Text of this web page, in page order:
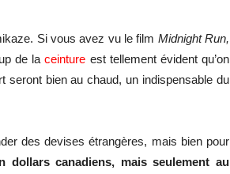
Si vous avez vu le film Midnight Run,
de laceinture est tellement évident qu’on
seront bien au chaud, un indispensable du
des devises étrangères, mais bien pour
dollars canadiens, mais seulement au